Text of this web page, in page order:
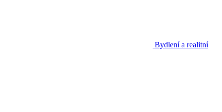
Bydlení a realitní